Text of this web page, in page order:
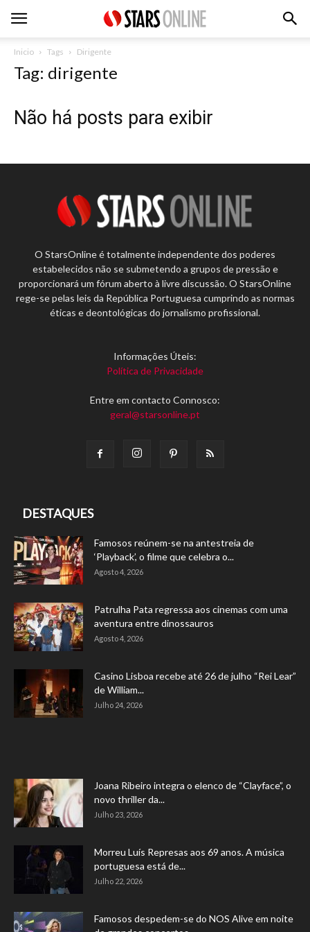
Inicio Tags Dirigente
Tag: dirigente
Não há posts para exibir
O StarsOnline é totalmente independente dos poderes
estabelecidos não se submetendo a grupos de pressão e
proporcionará um fórum aberto à livre discussão. O StarsOnline
rege-se pelas leis da República Portuguesa cumprindo as normas
éticas e deontológicas do jornalismo profissional.
Informações Úteis:
Política de Privacidade
Entre em contacto Connosco:
geral@starsonline.pt
DESTAQUES
Famosos reúnem-se na antestreia de
‘Playback’, o filme que celebra o...
Agosto 4, 2026
Patrulha Pata regressa aos cinemas com uma
aventura entre dinossauros
Agosto 4, 2026
Casino Lisboa recebe até 26 de julho “Rei Lear”
de William...
Julho 24, 2026
Joana Ribeiro integra o elenco de “Clayface”, o
novo thriller da...
Julho 23, 2026
Morreu Luís Represas aos 69 anos. A música
portuguesa está de...
Julho 22, 2026
Famosos despedem-se do NOS Alive em noite